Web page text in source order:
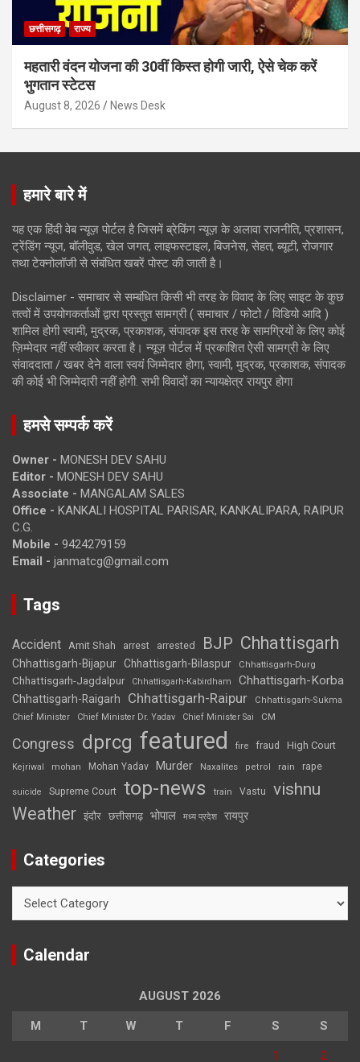
छत्तीसगढ़ राज्य
महतारी वंदन योजना की 30वीं किस्त होगी जारी, ऐसे चेक करें
भुगतान स्टेटस
August 8, 2026 News Desk
हमारे बारे में
यह एक हिंदी वेब न्यूज़ पोर्टल है जिसमें ब्रेकिंग न्यूज़ के अलावा राजनीति, प्रशासन,
ट्रेंडिंग न्यूज, बॉलीवुड, खेल जगत, लाइफस्टाइल, बिजनेस, सेहत, ब्यूटी, रोजगार
तथा टेक्नोलॉजी से संबंधित खबरें पोस्ट की जाती है।
Disclaimer - समाचार से सम्बंधित किसी भी तरह के विवाद के लिए साइट के कुछ
तत्वों में उपयोगकर्ताओं द्वारा प्रस्तुत सामग्री ( समाचार / फोटो / विडियो आदि )
शामिल होगी स्वामी, मुद्रक, प्रकाशक, संपादक इस तरह के सामग्रियों के लिए कोई
ज़िम्मेदार नहीं स्वीकार करता है। न्यूज़ पोर्टल में प्रकाशित ऐसी सामग्री के लिए
संवाददाता / खबर देने वाला स्वयं जिम्मेदार होगा, स्वामी, मुद्रक, प्रकाशक, संपादक
की कोई भी जिम्मेदारी नहीं होगी. सभी विवादों का न्यायक्षेत्र रायपुर होगा
हमसे सम्पर्क करें
Owner - MONESH DEV SAHU
Editor - MONESH DEV SAHU
Associate - MANGALAM SALES
Office - KANKALI HOSPITAL PARISAR, KANKALIPARA, RAIPUR
C.G.
Mobile - 9424279159
Email - janmatcg@gmail.com
Tags
Accident Amit Shah arrest arrested BJP Chhattisgarh
Chhattisgarh-Bijapur Chhattisgarh-Bilaspur Chhattisgarh-Durg
Chhattisgarh-Jagdalpur Chhattisgarh-Kabirdham Chhattisgarh-Korba
Chhattisgarh-Raigarh Chhattisgarh-Raipur
Chhattisgarh-Sukma
Chief Minister
Chief Minister Dr. Yadav Chief Minister Sai CM
Congress dprcg featured fire fraud High Court
Kejriwal mohan Mohan Yadav Murder Naxalites petrol rain rape
suicide Supreme Court top-news train Vastu vishnu
Weather इंदौर छत्तीसगढ़ भोपाल मध्य प्रदेश रायपुर
Categories
Calendar
AUGUST 2026
M T W T F S S
1 2